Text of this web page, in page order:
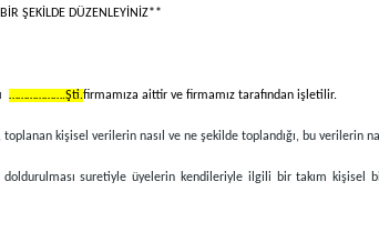
ŞEKİLDE DÜZENLEYİNİZ**
……………….Şti.firmamıza aittir ve firmamız tarafından işletilir.
kişisel verilerin nasıl ve ne şekilde toplandığı, bu verilerin
suretiyle üyelerin kendileriyle ilgili bir takım